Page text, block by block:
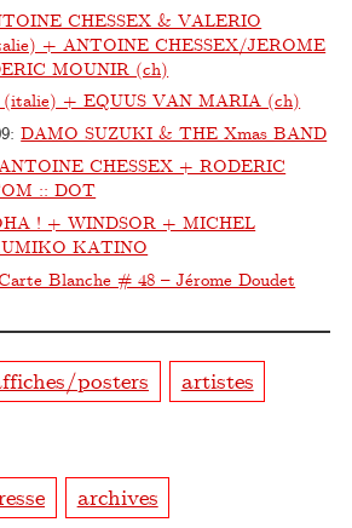
CHESSEX & VALERIO
+ ANTOINE CHESSEX/JEROME
MOUNIR (ch)
(italie) + EQUUS VAN MARIA (ch)
:DAMO SUZUKI & THE Xmas BAND
CHESSEX + RODERIC
:: DOT
! + WINDSOR + MICHEL
KATINO
Blanche # 48 – Jérome Doudet
posters
artistes
archives